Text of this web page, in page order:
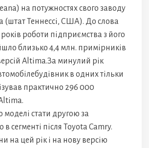
на потужностях свого заводу
(штат Теннессі, США). До слова
роботи підприємства з його
близько 4,4 млн. примірників
Altima.За минулий рік
в одних тільки
практично 296 000
моделі стати другою за
в сегменті після Toyota Camry.
на цей рік і на нову версію